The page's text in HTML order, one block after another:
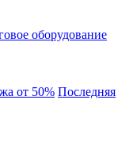
оборудование
от 50% Последняя